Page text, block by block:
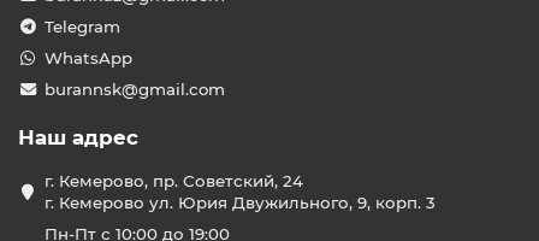
Telegram
WhatsApp
burannsk@gmail.com
Наш адрес
г. Кемерово, пр. Советский, 24
г. Кемерово ул. Юрия Двужильного, 9, корп. 3
Пн-Пт с 10:00 до 19:00